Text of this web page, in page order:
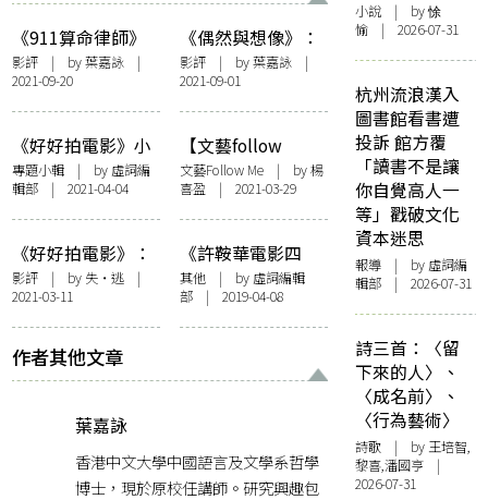
《911算命律師》
的性別角色
影評 | by葉嘉詠 |
2021-09-20
《偶然與想像》：
「輪」的場景和名
字
影評| by葉嘉詠|
2021-09-01
《好好拍電影》小
輯
專題小輯 | by 虛詞編
輯部 | 2021-04-04
【文藝follow
me】《好好拍電
影》：嫁給電影的
許鞍華——訪問文
念中
文藝Follow Me| by楊
喜盈 | 2021-03-29
《好好拍電影》：
最後的信仰
影評 | by 失・逃 |
2021-03-11
《許鞍華電影四
十》：懺情、磨
煉、遺憾
其他| by 虛詞編輯
部 | 2019-04-08
作者其他文章
葉嘉詠
香港中文大學中國語言及文學系哲學
博士，現於原校任講師。研究興趣包
小說 | by 悇
愉 | 2026-07-31
杭州流浪漢入
圖書館看書遭
投訴 館方覆
「讀書不是讓
你自覺高人一
等」戳破文化
資本迷思
報導 | by 虛詞編
輯部 | 2026-07-31
詩三首：〈留
下來的人〉、
〈成名前〉、
〈行為藝術〉
詩歌 | by 王培智,
黎喜,潘國亨 |
2026-07-31